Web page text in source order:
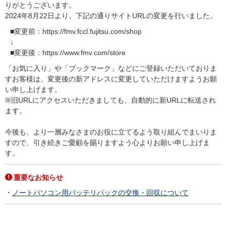
りがとうございます。
2024年8月22日より、下記の通りサイトURLの変更を行いました。
■変更前：https://fmv.fccl.fujitsu.com/shop
↓
■変更後：https://www.fmv.com/store
「お気に入り」や「ブックマーク」などにご登録いただいておりま
すお客様は、変更後の新アドレスに変更していただけますようお願
い申し上げます。
※旧URLにアクセスいただきましても、自動的に新URLに転送され
ます。
今後も、より一層みなさまのお役に立てるよう取り組んでまいりま
すので、引き続きご愛顧を賜りますよう心よりお願い申し上げま
す。
重要なお知らせ
ノートパソコン用バッテリパックの交換・回収について